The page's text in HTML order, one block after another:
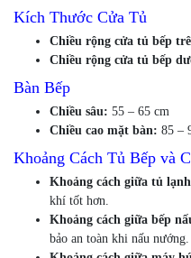
Kích Thước Cửa Tủ
Chiều rộng cửa tủ bếp
Chiều rộng cửa tủ bếp
Bàn Bếp
Chiều sâu: 55 – 65 cm
Chiều cao mặt bàn: 85 –
Khoảng Cách Tủ Bếp và
Khoảng cách giữa tủ
khí tốt hơn.
Khoảng cách giữa bếp
bảo an toàn khi nấu nướng.